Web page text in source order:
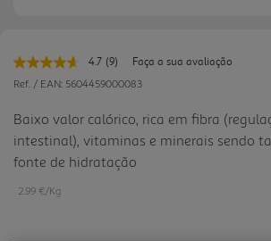
4.7 Leu
9
Link
para
a
mesma
página.
(9)
Faça a sua avaliação
Ref. / EAN: 5604459000083
Baixo valor calórico, rica em fibra
intestinal), vitaminas e minerais sendo
fonte de hidratação
2.99 €/Kg